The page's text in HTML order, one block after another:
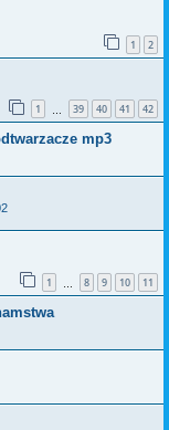
1 2
1 39 40 41 42
mp3
1 8 9 10 11